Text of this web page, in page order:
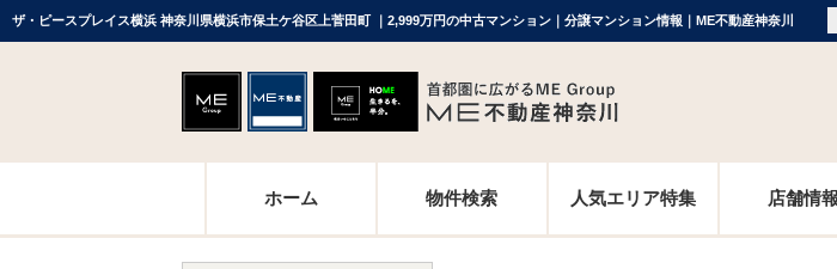
ザ・ピースプレイス横浜 神奈川県横浜市保土ケ谷区上菅田町 ｜2,999万円の中古マンション｜分譲マンション情報｜ME不動産神奈川
ホーム 物件検索 人気エリア特集 店舗情報